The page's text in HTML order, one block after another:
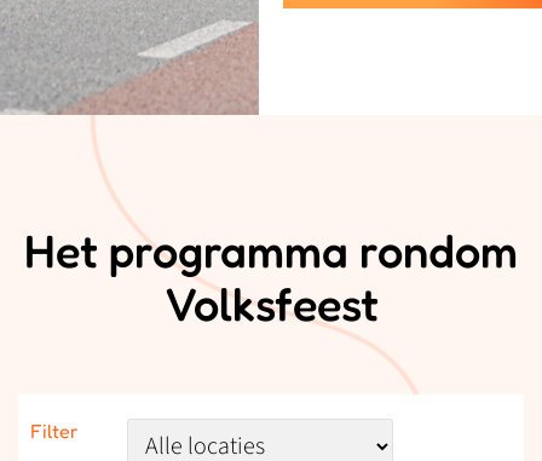
Het programma rondom
Volksfeest
Filter